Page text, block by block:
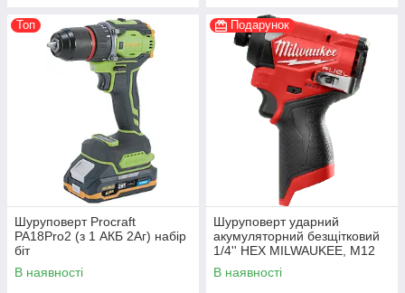
Топ
Шуруповерт Procraft
PA18Pro2 (з 1 АКБ 2Аг) набір
біт
В наявності
Подарунок
Шуруповерт ударний
акумуляторний безщітковий
1/4'' HEX MILWAUKEE, M12
FID2-0, 170Нм (каркас, кліпса
для реміня, тримач для біт,
В наявності